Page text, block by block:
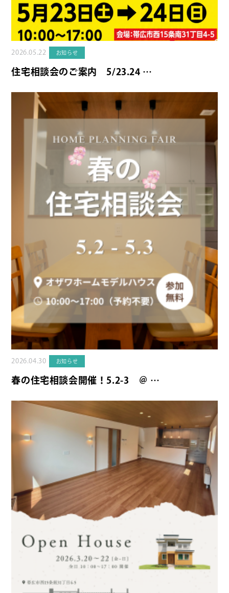
2026.05.22 お知らせ
住宅相談会のご案内 5/23.24 …
2026.04.30 お知らせ
春の住宅相談会開催！5.2-3 ＠ …